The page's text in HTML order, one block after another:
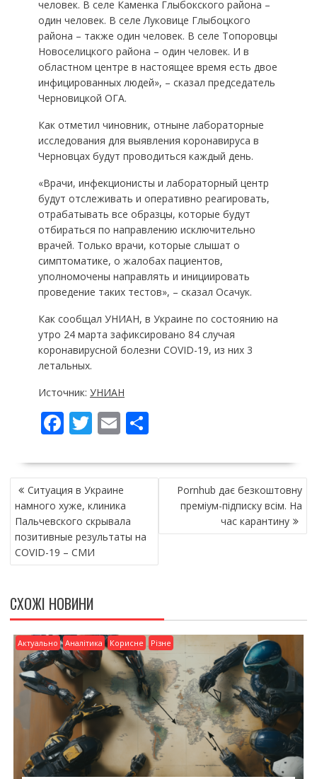
человек. В селе Каменка Глыбокского района –
один человек. В селе Луковице Глыбоцкого
района – также один человек. В селе Топоровцы
Новоселицкого района – один человек. И в
областном центре в настоящее время есть двое
инфицированных людей», – сказал председатель
Черновицкой ОГА.
Как отметил чиновник, отныне лабораторные
исследования для выявления коронавируса в
Черновцах будут проводиться каждый день.
«Врачи, инфекционисты и лабораторный центр
будут отслеживать и оперативно реагировать,
отрабатывать все образцы, которые будут
отбираться по направлению исключительно
врачей. Только врачи, которые слышат о
симптоматике, о жалобах пациентов,
уполномочены направлять и инициировать
проведение таких тестов», – сказал Осачук.
Как сообщал УНИАН, в Украине по состоянию на
утро 24 марта зафиксировано 84 случая
коронавирусной болезни COVID-19, из них 3
летальных.
Источник: УНИАН
F
e
b
o
o
k
T
itt
er
E
ai
l
П
ді
т
и
НАВІГАЦІЯ
ЗАПИСІВ
Ситуация в Украине
намного хуже, клиника
Пальчевского скрывала
позитивные результаты на
COVID-19 – СМИ
Pornhub дає безкоштовну
преміум-підписку всім. На
час карантину
СХОЖІ НОВИНИ
Актуально Аналітика Корисне Різне